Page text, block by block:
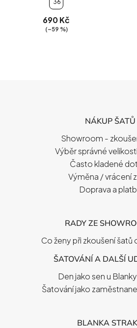
36
690 Kč
(–59 %)
NÁKUP ŠATŮ
Showroom -
Výběr správné
Často kladené
Výměna / vrácení
Doprava a
RADY ZE
Co ženy při zkoušení šatů
ŠATOVÁNÍ A DALŠÍ
Den jako sen u
Šatování jako
BLANKA